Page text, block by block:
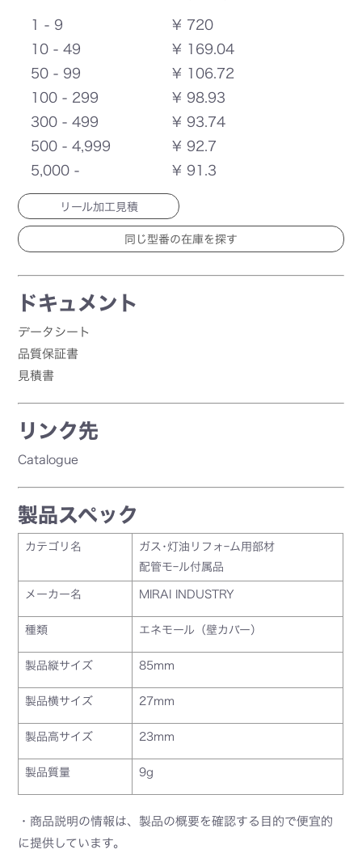
1 - 9
¥ 720
10 - 49
¥ 169.04
50 - 99
¥ 106.72
100 - 299
¥ 98.93
300 - 499
¥ 93.74
500 - 4,999
¥ 92.7
5,000 -
¥ 91.3
リール加工見積
ドキュメント
データシート
品質保証書
見積書
リンク先
Catalogue
製品スペック
カテゴリ名
ガス･灯油リフォｰム用部材
配管モｰル付属品
メーカー名 MIRAI INDUSTRY
種類 エネモール（壁カバー）
製品縦サイズ 85mm
製品横サイズ 27mm
製品高サイズ 23mm
製品質量 9g
・商品説明の情報は、製品の概要を確認する目的で便宜的
に提供しています。